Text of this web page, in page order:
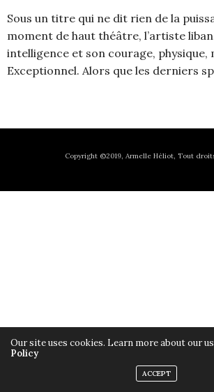
Sous un titre qui ne dit rien de la
moment de haut théâtre, l’artiste
intelligence et son courage, physique,
Exceptionnel. Alors que les derniers
Copyright ©2019, Armelle Héliot, Tout
Our site uses cookies. Learn more about our
Policy
ACCEPT